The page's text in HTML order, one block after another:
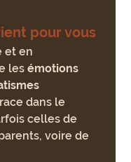
pour vous
et en
les émotions
dans le
celles de
voire de